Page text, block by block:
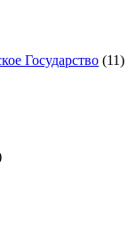
Государство (11)